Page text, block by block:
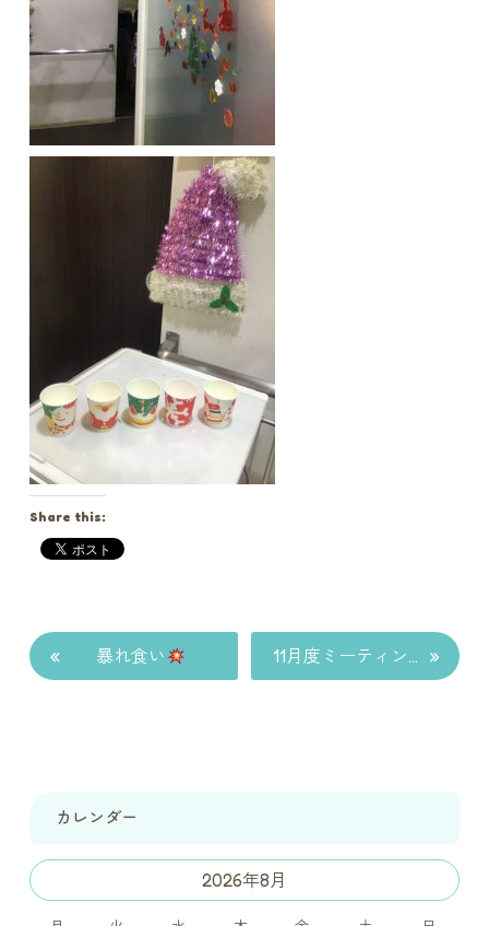
Share this:
« 暴れ食い 11月度ミーティングを開催しました »
カレンダー
2026年8月